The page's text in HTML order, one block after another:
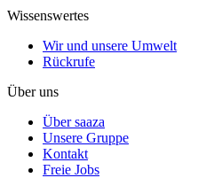
Wissenswertes
Wir und unsere Umwelt
Rückrufe
Über uns
Über saaza
Unsere Gruppe
Kontakt
Freie Jobs